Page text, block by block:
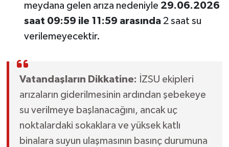
meydana gelen arıza nedeniyle 29.06.2026
saat 09:59 ile 11:59 arasında2 saat su
verilemeyecektir.
Vatandaşların Dikkatine: İZSU ekipleri
arızaların giderilmesinin ardından şebekeye
su verilmeye başlanacağını, ancak uç
noktalardaki sokaklara ve yüksek katlı
binalara suyun ulaşmasının basınç durumuna